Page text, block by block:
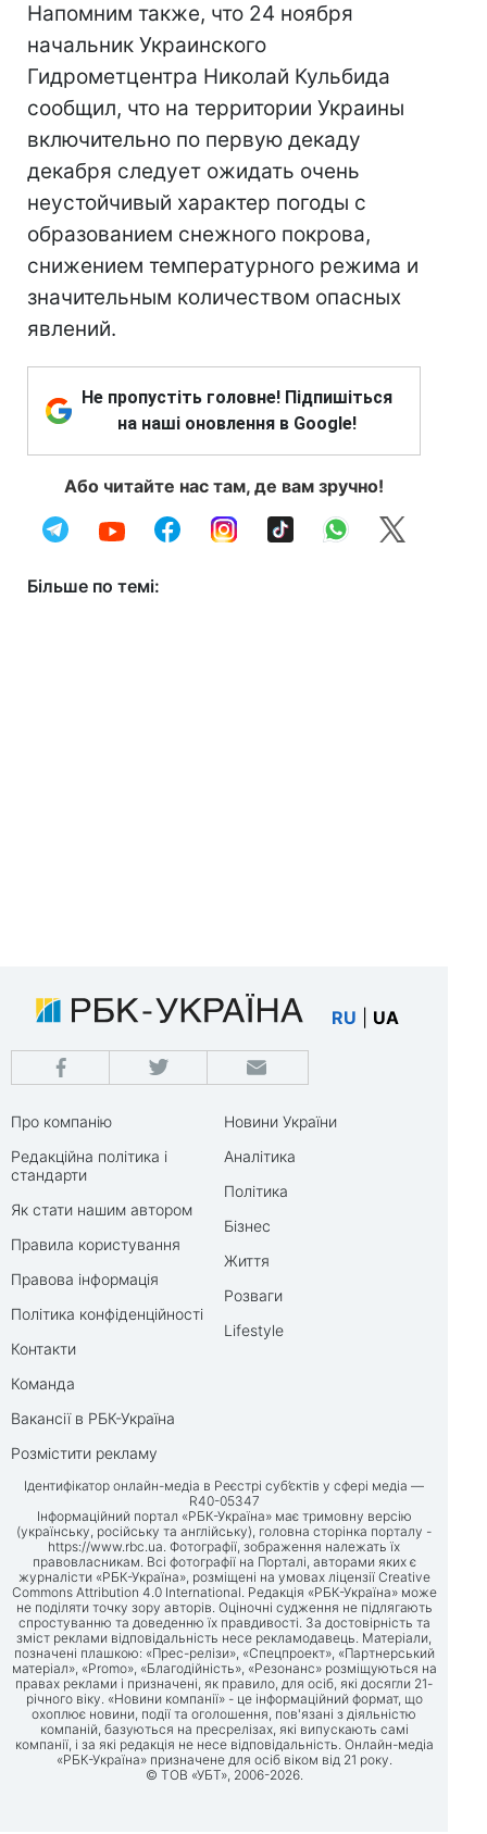
Напомним также, что 24 ноября
начальник Украинского
Гидрометцентра Николай Кульбида
сообщил, что на территории Украины
включительно по первую декаду
декабря следует ожидать очень
неустойчивый характер погоды с
образованием снежного покрова,
снижением температурного режима и
значительным количеством опасных
явлений.
Не пропустіть головне! Підпишіться
на наші оновлення в Google!
Або читайте нас там, де вам зручно!
Більше по темі:
RU UA
Про компанію
Редакційна політика і
стандарти
Як стати нашим автором
Правила користування
Правова інформація
Політика конфіденційності
Контакти
Команда
Вакансії в РБК-Україна
Розмістити рекламу
Новини України
Аналітика
Політика
Бізнес
Життя
Розваги
Lifestyle
Ідентифікатор онлайн-медіа в Реєстрі суб’єктів у сфері медіа —
R40-05347
Інформаційний портал «РБК-Україна» має тримовну версію
(українську, російську та англійську), головна сторінка порталу -
https://www.rbc.ua. Фотографії, зображення належать їх
правовласникам. Всі фотографії на Порталі, авторами яких є
журналісти «РБК-Україна», розміщені на умовах ліцензії Creative
Commons Attribution 4.0 International. Редакція «РБК-Україна» може
не поділяти точку зору авторів. Оціночні судження не підлягають
спростуванню та доведенню їх правдивості. За достовірність та
зміст реклами відповідальність несе рекламодавець. Матеріали,
позначені плашкою: «Прес-релізи», «Спецпроект», «Партнерський
матеріал», «Promo», «Благодійність», «Резонанс» розміщуються на
правах реклами і призначені, як правило, для осіб, які досягли 21-
річного віку. «Новини компанії» - це інформаційний формат, що
охоплює новини, події та оголошення, пов'язані з діяльністю
компаній, базуються на пресрелізах, які випускають самі
компанії, і за які редакція не несе відповідальність. Онлайн-медіа
«РБК-Україна» призначене для осіб віком від 21 року.
© ТОВ «УБТ», 2006-2026.